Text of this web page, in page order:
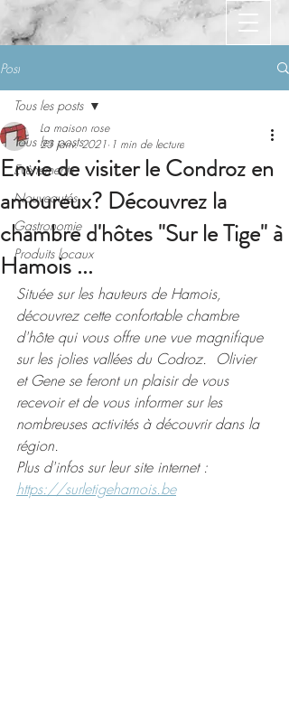
Post
Tous les posts
Evènements
Nouveautés
Gastronomie
Produits locaux
Tous les posts
Envie de visiter le Condroz en
amoureux? Découvrez la
chambre d'hôtes "Sur le Tige" à
Hamois ...
La maison rose
23 janv. 2021 1 min de lecture
Située sur les hauteurs de Hamois,
découvrez cette confortable chambre
d'hôte qui vous offre une vue magnifique
sur les jolies vallées du Codroz.  Olivier
et Gene se feront un plaisir de vous
recevoir et de vous informer sur les
nombreuses activités à découvrir dans la
région.
Plus d'infos sur leur site internet :
https://surletigehamois.be